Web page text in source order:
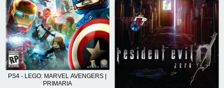
PS4 - LEGO: MARVEL AVENGERS |
PRIMARIA